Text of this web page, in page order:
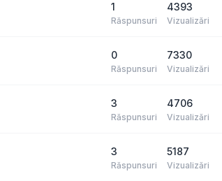
1
Răspunsuri
4393
Vizualizări
0
Răspunsuri
7330
Vizualizări
3
Răspunsuri
4706
Vizualizări
3
Răspunsuri
5187
Vizualizări